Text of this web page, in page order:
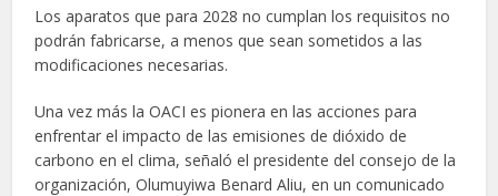
Los aparatos que para 2028 no cumplan los requisitos no
podrán fabricarse, a menos que sean sometidos a las
modificaciones necesarias.
Una vez más la OACI es pionera en las acciones para
enfrentar el impacto de las emisiones de dióxido de
carbono en el clima, señaló el presidente del consejo de la
organización, Olumuyiwa Benard Aliu, en un comunicado